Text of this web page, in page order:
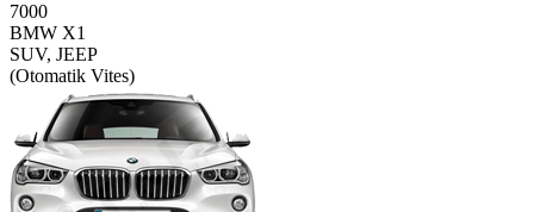
7000
BMW X1
SUV, JEEP
(Otomatik Vites)